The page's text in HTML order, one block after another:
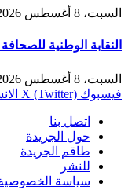
السبت، 8 أغسطس 2026
النقابة الوطنية
السبت، 8 أغسطس 2026
فيسبوك X (Twitter)
اتصل بنا
حول الجريدة
طاقم الجريدة
للنشر
سياسة